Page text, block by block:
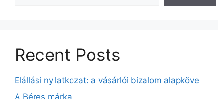
Recent Posts
Elállási nyilatkozat: a vásárlói bizalom alapköve
A Béres márka